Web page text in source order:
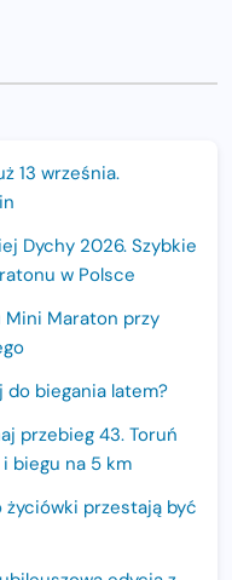
13 września.
Dychy 2026. Szybkie
w Polsce
Mini Maraton przy
biegania latem?
przebieg 43. Toruń
i biegu na 5 km
życiówki przestają być